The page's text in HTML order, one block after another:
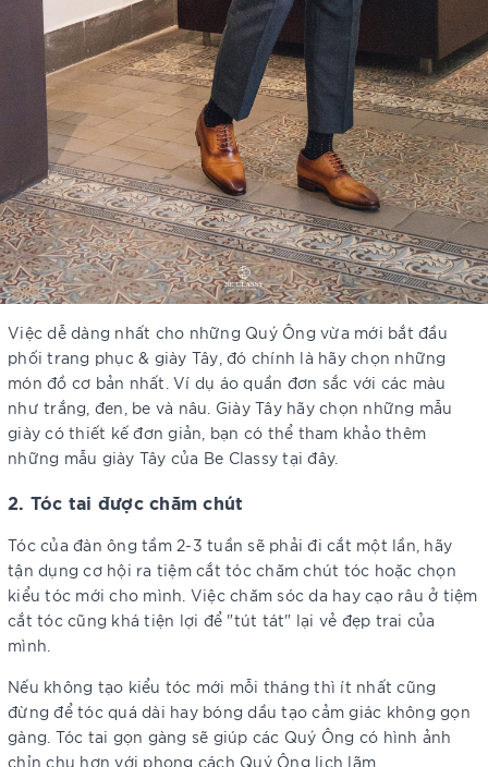
Việc dễ dàng nhất cho những Quý Ông vừa mới bắt đầu
phối trang phục & giày Tây, đó chính là hãy chọn những
món đồ cơ bản nhất. Ví dụ áo quần đơn sắc với các màu
như trắng, đen, be và nâu. Giày Tây hãy chọn những mẫu
giày có thiết kế đơn giản, bạn có thể tham khảo thêm
những mẫu giày Tây của Be Classy tại đây.
2. Tóc tai được chăm chút
Tóc của đàn ông tầm 2-3 tuần sẽ phải đi cắt một lần, hãy
tận dụng cơ hội ra tiệm cắt tóc chăm chút tóc hoặc chọn
kiểu tóc mới cho mình. Việc chăm sóc da hay cạo râu ở tiệm
cắt tóc cũng khá tiện lợi để "tút tát" lại vẻ đẹp trai của
mình.
Nếu không tạo kiểu tóc mới mỗi tháng thì ít nhất cũng
đừng để tóc quá dài hay bóng dầu tạo cảm giác không gọn
gàng. Tóc tai gọn gàng sẽ giúp các Quý Ông có hình ảnh
chỉn chu hơn với phong cách Quý Ông lịch lãm.